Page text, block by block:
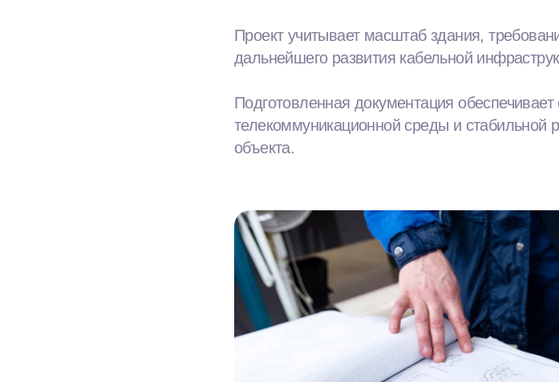
Проект учитывает масштаб здания,
дальнейшего развития кабельной
Подготовленная документация
телекоммуникационной среды и
объекта.